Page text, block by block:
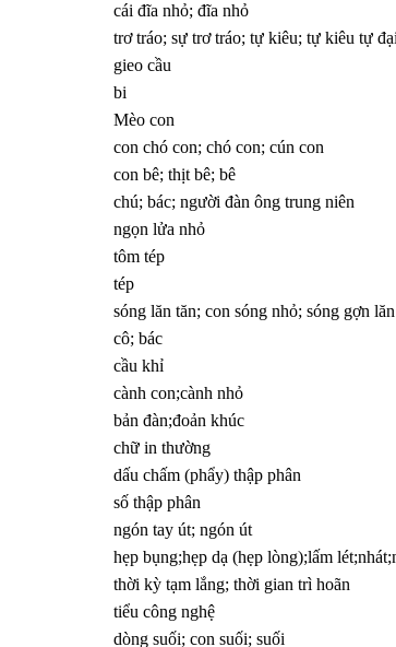
cái đĩa nhỏ; đĩa nhỏ
trơ tráo; sự trơ tráo; tự kiêu; tự kiêu tự
gieo cầu
bi
Mèo con
con chó con; chó con; cún con
con bê; thịt bê; bê
chú; bác; người đàn ông trung niên
ngọn lửa nhỏ
tôm tép
tép
sóng lăn tăn; con sóng nhỏ; sóng gợn
cô; bác
cầu khỉ
cành con;cành nhỏ
bản đàn;đoản khúc
chữ in thường
dấu chấm (phẩy) thập phân
số thập phân
ngón tay út; ngón út
hẹp bụng;hẹp dạ (hẹp lòng);lấm
thời kỳ tạm lắng; thời gian trì hoãn
tiểu công nghệ
dòng suối; con suối; suối